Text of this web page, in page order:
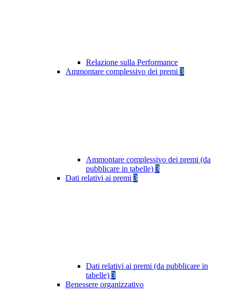
Relazione sulla Performance
Ammontare complessivo dei premi 3
Ammontare complessivo dei premi (da
pubblicare in tabelle) 3
Dati relativi ai premi 3
Dati relativi ai premi (da pubblicare in
tabelle) 3
Benessere organizzativo